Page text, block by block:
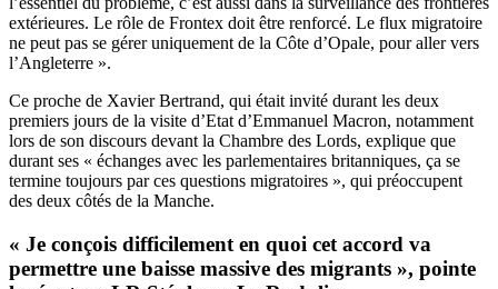
extérieures. Le rôle de Frontex doit être renforcé. Le flux migratoire
ne peut pas se gérer uniquement de la Côte d’Opale, pour aller vers
l’Angleterre ».
Ce proche de Xavier Bertrand, qui était invité durant les deux
premiers jours de la visite d’Etat d’Emmanuel Macron, notamment
lors de son discours devant la Chambre des Lords, explique que
durant ses « échanges avec les parlementaires britanniques, ça se
termine toujours par ces questions migratoires », qui préoccupent
des deux côtés de la Manche.
« Je conçois difficilement en quoi cet accord va
permettre une baisse massive des migrants », pointe